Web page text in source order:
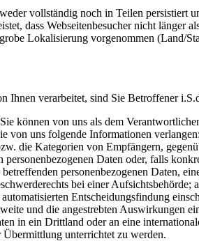
vollständig noch in Teilen persistiert
dass Webseitenbesucher nicht
Lokalisierung vorgenommen (Land/
Ihnen verarbeitet, sind Sie Betroffener
können von uns als dem
von uns folgende Informationen
die Kategorien von Empfängern,
personenbezogenen Daten oder, falls
personenbezogenen Daten,
bei einer
automatisierten Entscheidungsfindung
und die angestrebten Auswirkungen
in ein Drittland oder an eine
unterrichtet zu werden.